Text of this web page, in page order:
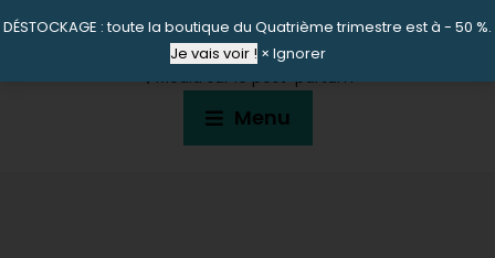
DÉSTOCKAGE : toute la boutique du Quatrième trimestre est à - 50 %.
Je vais voir ! × Ignorer
LE QUATRIÈME TRIMESTRE
🎙 Média sur le post-partum
Menu